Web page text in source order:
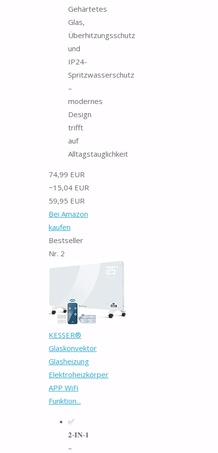
Gehärtetes
Glas,
Überhitzungsschutz
und
IP24-
Spritzwasserschutz
–
modernes
Design
trifft
auf
Alltagstauglichkeit
74,99 EUR
−15,04 EUR
59,95 EUR
Bei Amazon
kaufen
Bestseller
Nr. 2
KESSER®
Glaskonvektor
Glasheizung
Elektroheizkörper
APP WiFi
Funktion...
✅
𝟐‑𝐈𝐍‑𝟏
–